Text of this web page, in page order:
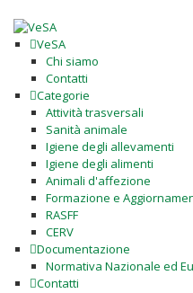
VeSA
Chi siamo
Contatti
Categorie
Attività trasversali
Sanità animale
Igiene degli allevamenti
Igiene degli alimenti
Animali d'affezione
Formazione e
RASFF
CERV
Documentazione
Normativa Nazionale ed
Contatti